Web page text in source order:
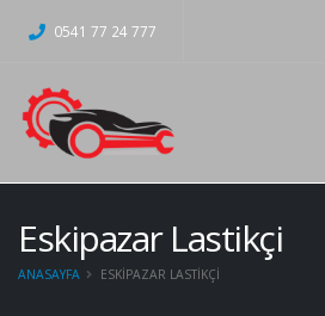
0541 77 24 777
Eskipazar Lastikçi
ANASAYFA ESKIPAZAR LASTIKÇI